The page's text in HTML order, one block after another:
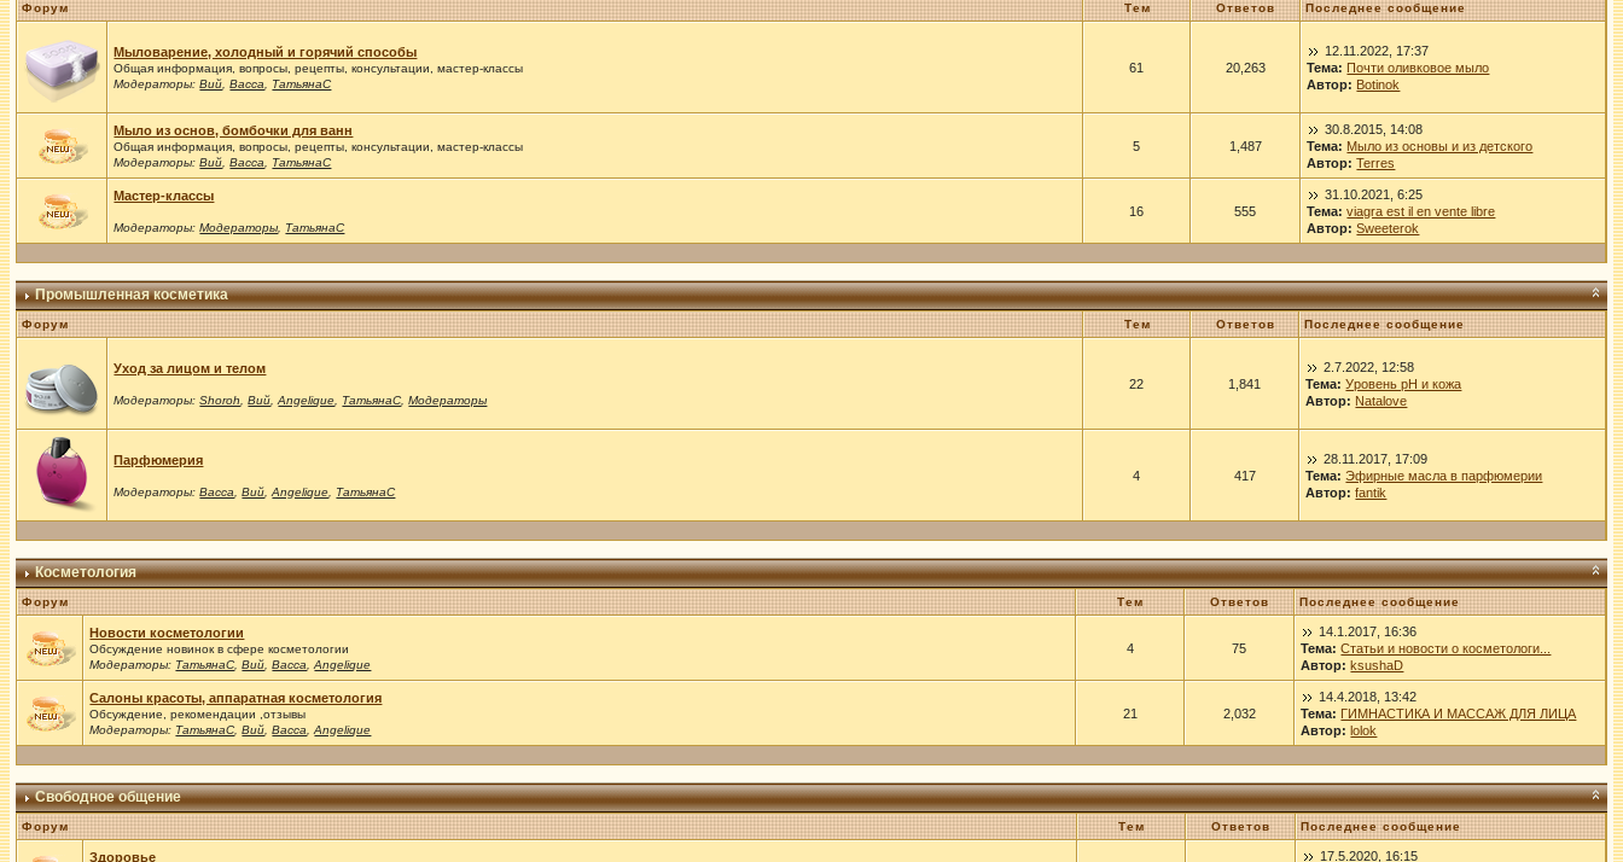
Форум Тем Ответов Последнее сообщение
Мыловарение, холодный и горячий способы
Общая информация, вопросы, рецепты, консультации, мастер-классы
Модераторы:Вий ,Васса ТатьянаС
61 20,263
12.11.2022, 17:37
Тема: Почти оливковое мыло
Автор: Botinok
Мыло из основ, бомбочки для ванн
Общая информация, вопросы, рецепты, консультации, мастер-классы
Модераторы:Вий ,Васса ТатьянаС
5 1,487
30.8.2015, 14:08
Тема: Мыло из основы и из детского
Автор: Terres
Мастер-классы
Модераторы:Модераторы ТатьянаС
16 555
31.10.2021, 6:25
Тема: viagra est il en vente libre
Автор: Sweeterok
Промышленная косметика
Форум Тем Ответов Последнее сообщение
Уход за лицом и телом
Модераторы:Shoroh ,Вий ,Angelique ТатьянаС ,Модераторы
22 1,841
2.7.2022, 12:58
Тема: Уровень рН и кожа
Автор: Natalove
Парфюмерия
Модераторы:Васса ,Вий ,Angelique ТатьянаС
4 417
28.11.2017, 17:09
Тема: Эфирные масла в парфюмерии
Автор: fantik
Косметология
Форум Тем Ответов Последнее сообщение
Новости косметологии
Обсуждение новинок в сфере косметологии
Модераторы: ТатьянаС ,Вий ,Васса ,Angelique
4 75
14.1.2017, 16:36
Тема: Статьи и новости о косметологи...
Автор: ksushaD
Салоны красоты, аппаратная косметология
Обсуждение, рекомендации ,отзывы
Модераторы: ТатьянаС ,Вий ,Васса ,Angelique
21 2,032
14.4.2018, 13:42
Тема: ГИМНАСТИКА И МАССАЖ ДЛЯ ЛИЦА
Автор: lolok
Свободное общение
Форум Тем Ответов Последнее сообщение
Здоровье 17.5.2020, 16:15